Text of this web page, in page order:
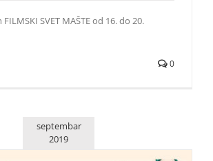
SVET MAŠTE od 16. do 20.
0
septembar
2019